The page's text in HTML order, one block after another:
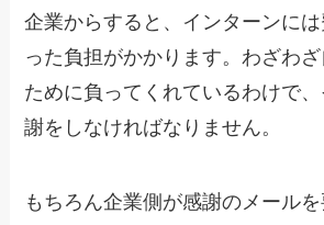
企業からすると、インターンに
った負担がかかります。わざわ
ために負ってくれているわけで
謝をしなければなりません。
もちろん企業側が感謝のメール